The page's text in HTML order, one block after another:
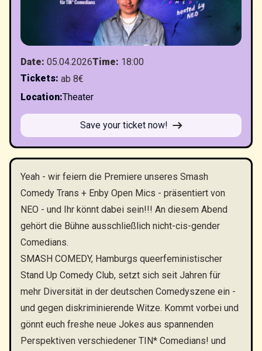
Date: 05.04.2026Time: 18:00
Tickets: ab 8€
Location:Theater
Save your ticket now!
Yeah - wir feiern die Premiere unseres Smash
Comedy Trans + Enby Open Mics - präsentiert von
NEO - und Ihr könnt dabei sein!!! An diesem Abend
gehört die Bühne ausschließlich nicht-cis-gender
Comedians.
SMASH COMEDY, Hamburgs queerfeministischer
Stand Up Comedy Club, setzt sich seit Jahren für
mehr Diversität in der deutschen Comedyszene ein -
und gegen diskriminierende Witze. Kommt vorbei und
gönnt euch freshe neue Jokes aus spannenden
Perspektiven verschiedener TIN* Comedians! und